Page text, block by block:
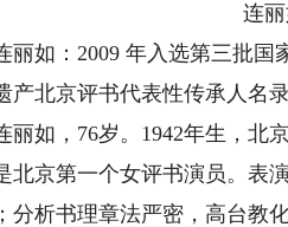
连
如：2009 年入选第三批国
产北京评书代表性传承人名录
如，76岁。1942年生，北京
北京第一个女评书演员。表
分析书理章法严密，高台教